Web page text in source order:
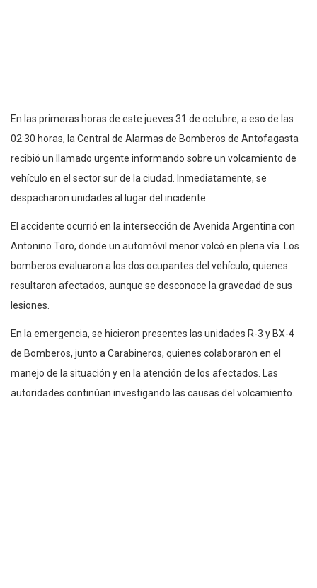
En las primeras horas de este jueves 31 de octubre, a eso de las
02:30 horas, la Central de Alarmas de Bomberos de Antofagasta
recibió un llamado urgente informando sobre un volcamiento de
vehículo en el sector sur de la ciudad. Inmediatamente, se
despacharon unidades al lugar del incidente.
El accidente ocurrió en la intersección de Avenida Argentina con
Antonino Toro, donde un automóvil menor volcó en plena vía. Los
bomberos evaluaron a los dos ocupantes del vehículo, quienes
resultaron afectados, aunque se desconoce la gravedad de sus
lesiones.
En la emergencia, se hicieron presentes las unidades R-3 y BX-4
de Bomberos, junto a Carabineros, quienes colaboraron en el
manejo de la situación y en la atención de los afectados. Las
autoridades continúan investigando las causas del volcamiento.